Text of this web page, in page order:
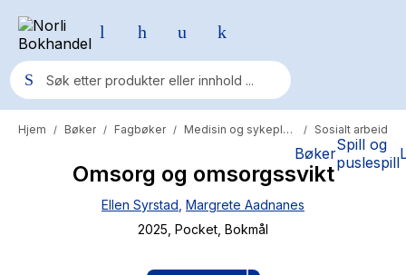
BøkerSpill og
puslespill
Populære søk
Pokemon
One piece
Fury Bound - Sable Sorensen
Hjem / Bøker / Fagbøker / Medisin og sykepleie / Sosialt arbeid
Omsorg og omsorgssvikt
Ellen Syrstad Margrete Aadnanes
2025 , Pocket , Bokmål